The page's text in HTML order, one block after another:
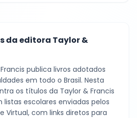
da editora Taylor &
publica livros adotados
em todo o Brasil. Nesta
os títulos da Taylor & Francis
escolares enviadas pelos
Virtual, com links diretos para